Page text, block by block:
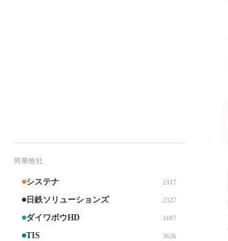
同業他社
システナ 2317
日鉄ソリューションズ 2327
ダイワボウHD 3107
TIS 3626